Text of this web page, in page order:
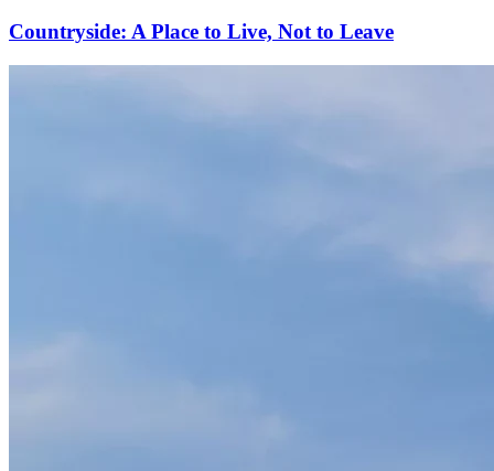
Countryside: A Place to Live, Not to Leave